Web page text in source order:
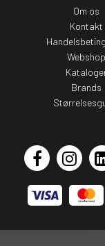
Om os
Kontakt
Webshop
Brands